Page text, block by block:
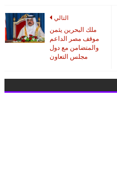
التالي
ملك البحرين يثمن
موقف مصر الداعم
والمتضامن مع دول
مجلس التعاون